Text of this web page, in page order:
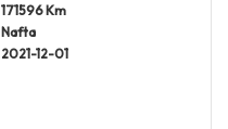
171596 Km
Nafta
2021-12-01